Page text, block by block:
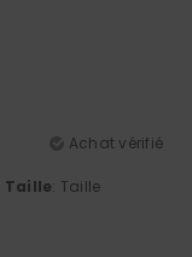
Achat vérifié
Taille: Taille